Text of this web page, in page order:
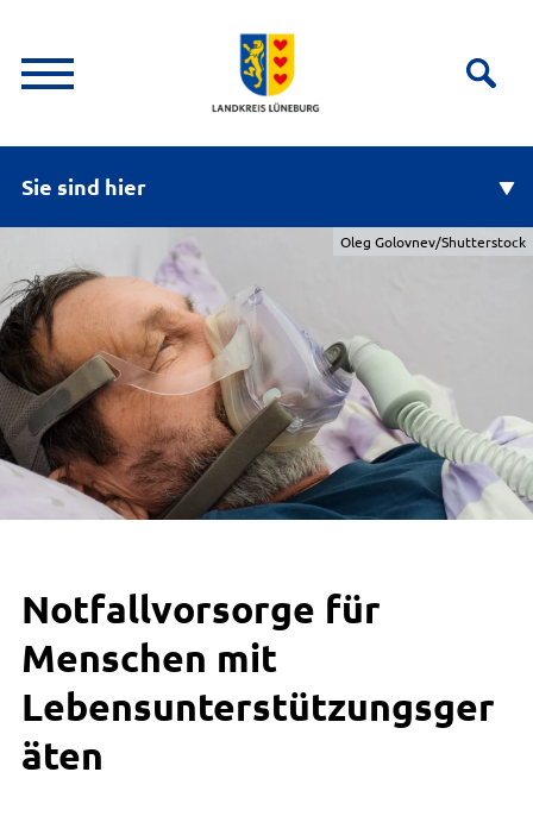
Sie sind hier
Oleg Golovnev/Shutterstock
Notfallvorsorge für
Menschen mit
Lebensunterstützungsger
äten